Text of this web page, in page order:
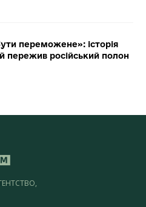
переможене»: історія
пережив російський полон